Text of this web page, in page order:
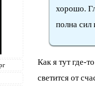
хорошо.
полна сил
Как я тут где-
светится от